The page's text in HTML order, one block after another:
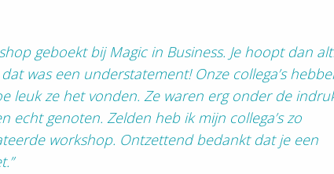
geboekt bij Magic in Business. Je hoopt dan
was een understatement! Onze collega’s
leuk ze het vonden. Ze waren erg onder de
echt genoten. Zelden heb ik mijn collega’s zo
workshop. Ontzettend bedankt dat je een